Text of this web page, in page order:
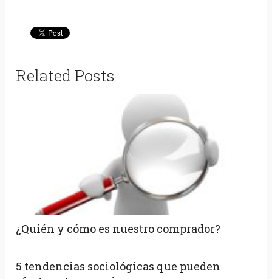
Related Posts
¿Quién y cómo es nuestro comprador?
5 tendencias sociológicas que pueden